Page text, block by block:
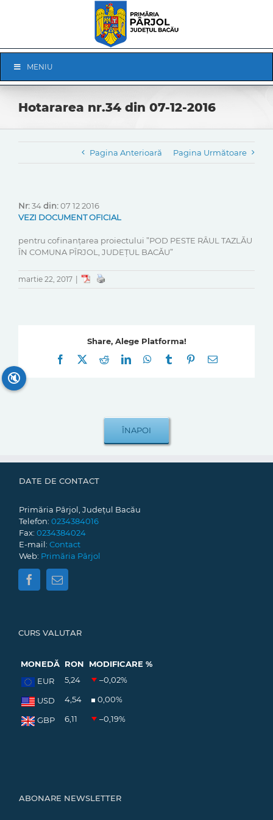
Navigation
MENIU
Hotararea nr.34 din 07-12-2016
Pagina Anterioară Pagina Următoare
Nr:34din:07 12 2016
VEZI DOCUMENT OFICIAL
pentru cofinanțarea proiectului ”POD PESTE RÂUL TAZLĂU
ÎN COMUNA PÎRJOL, JUDEȚUL BACĂU”
martie 22, 2017
Share, Alege Platforma!
Facebook
RedditLinkedInWhatsApp
Tumblr Pinterest
E-
DATE DE CONTACT
Primăria Pârjol, Județul Bacău
Telefon: 0234384016
Fax: 0234384024
E-mail: Contact
Web: Primăria Pârjol
CURS VALUTAR
MONEDĂ RON
MODIFICARE %
EUR
5,24 –0,02%
USD 4,54 0,00%
GBP 6,11 –0,19%
ABONARE NEWSLETTER
🔇